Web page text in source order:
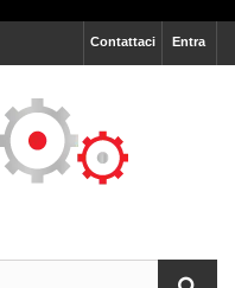
Entra
Contattaci